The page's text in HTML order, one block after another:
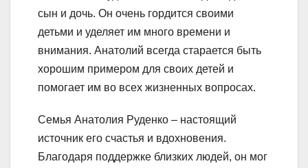
сын и дочь. Он очень гордится своими
детьми и уделяет им много времени и
внимания. Анатолий всегда старается быть
хорошим примером для своих детей и
помогает им во всех жизненных вопросах.
Семья Анатолия Руденко – настоящий
источник его счастья и вдохновения.
Благодаря поддержке близких людей, он мог